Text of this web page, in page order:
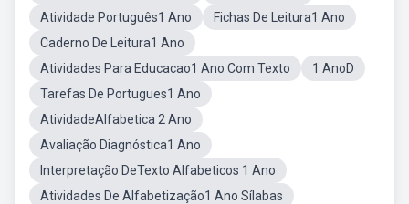
Atividade Português1 Ano
Fichas De Leitura1 Ano
Caderno De Leitura1 Ano
Atividades Para Educacao1 Ano Com Texto
1 AnoD
Tarefas De Portugues1 Ano
AtividadeAlfabetica 2 Ano
Avaliação Diagnóstica1 Ano
Interpretação DeTexto Alfabeticos 1 Ano
Atividades De Alfabetização1 Ano Sílabas